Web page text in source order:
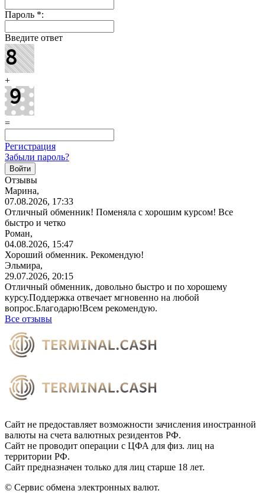
Пароль *:
Введите ответ
+
=
Регистрация
Забыли пароль?
Отзывы
Марина,
07.08.2026, 17:33
Отличный обменник! Поменяла с хорошим курсом! Все
быстро и четко
Роман,
04.08.2026, 15:47
Хороший обменник. Рекомендую!
Эльмира,
29.07.2026, 20:15
Отличный обменник, довольно быстро и по хорошему
курсу.Поддержка отвечает мгновенно на любой
вопрос.Благодарю!Всем рекомендую.
Все отзывы
Сайт не предоставляет возможности зачисления иностранной
валюты на счета валютных резидентов РФ.
Сайт не проводит операции с ЦФА для физ. лиц на
территории РФ.
Сайт предназначен только для лиц старше 18 лет.
© Сервис обмена электронных валют.